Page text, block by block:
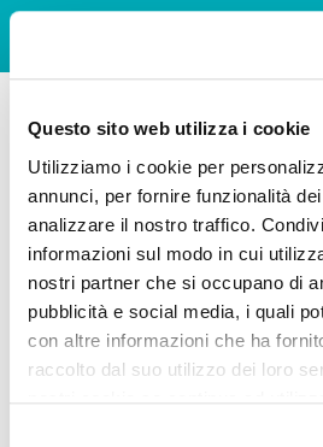
Questo sito web utilizza i cookie
Utilizziamo i cookie per
annunci, per fornire funzionalità
analizzare il nostro traffico.
informazioni sul modo in cui
nostri partner che si occupano di
pubblicità e social media, i quali
con altre informazioni che ha
raccolto dal suo utilizzo dei loro